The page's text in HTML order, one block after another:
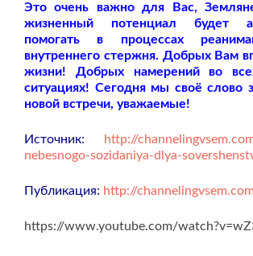
Это очень важно для Вас,
жизненный потенциал будет
помогать в процессах
внутреннего стержня. Добрых Вам
жизни! Добрых намерений во
ситуациях! Сегодня мы своё слово
новой встречи, уважаемые!
Источник:
http://
nebesnogo-sozidaniya-dlya-
Публикация: http://
https://www.youtube.com/